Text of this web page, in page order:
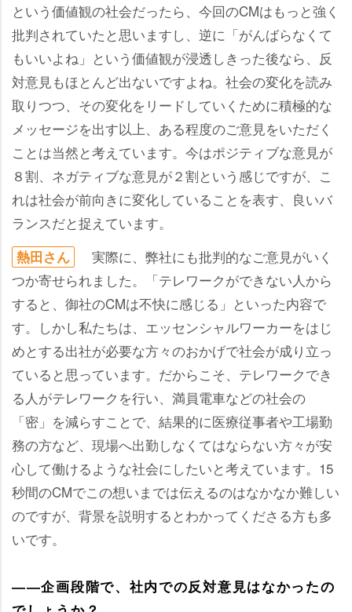
という価値観の社会だったら、今回のCMはもっと強く
批判されていたと思いますし、逆に「がんばらなくて
もいいよね」という価値観が浸透しきった後なら、反
対意見もほとんど出ないですよね。社会の変化を読み
取りつつ、その変化をリードしていくために積極的な
メッセージを出す以上、ある程度のご意見をいただく
ことは当然と考えています。今はポジティブな意見が
８割、ネガティブな意見が２割という感じですが、こ
れは社会が前向きに変化していることを表す、良いバ
ランスだと捉えています。
熱田さん
実際に、弊社にも批判的なご意見がいく
つか寄せられました。「テレワークができない人から
すると、御社のCMは不快に感じる」といった内容で
す。しかし私たちは、エッセンシャルワーカーをはじ
めとする出社が必要な方々のおかげで社会が成り立っ
ていると思っています。だからこそ、テレワークでき
る人がテレワークを行い、満員電車などの社会の
「密」を減らすことで、結果的に医療従事者や工場勤
務の方など、現場へ出勤しなくてはならない方々が安
心して働けるような社会にしたいと考えています。15
秒間のCMでこの想いまでは伝えるのはなかなか難しい
のですが、背景を説明するとわかってくださる方も多
いです。
――企画段階で、社内での反対意見はなかったの